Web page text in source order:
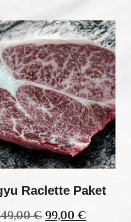
Raclette Paket
€ 99,00 €